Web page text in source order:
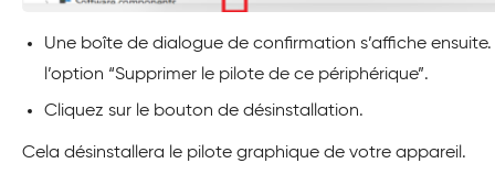
Une boîte de dialogue de confirmation s’affiche
l’option “Supprimer le pilote de ce périphérique”.
Cliquez sur le bouton de désinstallation.
Cela désinstallera le pilote graphique de votre appareil.